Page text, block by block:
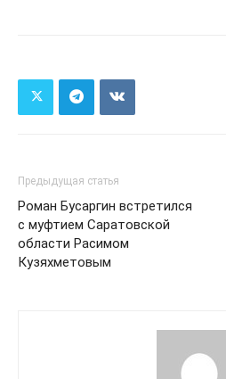
Предыдущая статья
Роман Бусаргин встретился
с муфтием Саратовской
области Расимом
Кузяхметовым